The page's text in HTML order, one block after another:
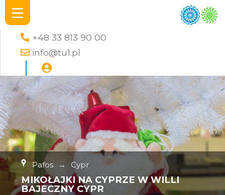
+48 33 813 90 00
info@tu1.pl
Pafos → Cypr
MIKOŁAJKI NA CYPRZE W WILLI
BAJECZNY CYPR